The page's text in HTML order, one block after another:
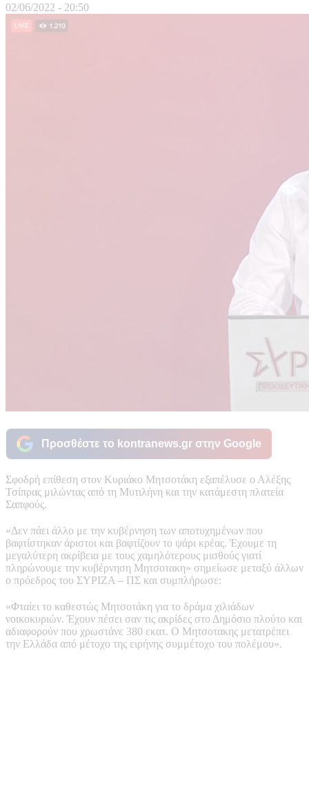
02/06/2022 - 20:50
Προσθέστε το kontranews.gr στην Google
Σφοδρή επίθεση στον Κυριάκο Μητσοτάκη εξαπέλυσε ο Αλέξης
Τσίπρας μιλώντας από τη Μυτιλήνη και την κατάμεστη πλατεία
Σαπφούς.
«Δεν πάει άλλο με την κυβέρνηση των αποτυχημένων που
βαφτίστηκαν άριστοι και βαφτίζουν το ψάρι κρέας. Έχουμε τη
μεγαλύτερη ακρίβεια με τους χαμηλότερους μισθούς γιατί
πληρώνουμε την κυβέρνηση Μητσοτακη» σημείωσε μεταξύ άλλων
ο πρόεδρος του ΣΥΡΙΖΑ – ΠΣ και συμπλήρωσε:
«Φταίει το καθεστώς Μητσοτάκη για το δράμα χιλιάδων
νοικοκυριών. Έχουν πέσει σαν τις ακρίδες στο Δημόσιο πλούτο και
αδιαφορούν που χρωστάνε 380 εκατ. Ο Μητσοτακης μετατρέπει
την Ελλάδα από μέτοχο της ειρήνης συμμέτοχο του πολέμου».